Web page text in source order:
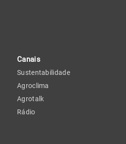
Canais
Sustentabilidade
Agroclima
Agrotalk
Rádio